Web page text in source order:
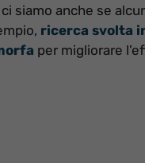
siamo anche se
ricerca svolta
per migliorare